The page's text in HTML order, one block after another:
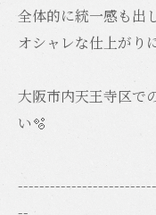
全体的に統一感も出
オシャレな仕上がり
大阪市内天王寺区で
い️🫧